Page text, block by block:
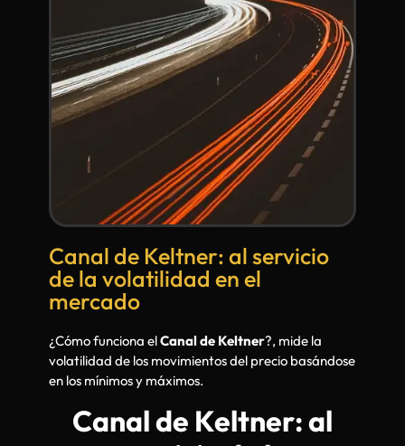
Canal de Keltner: al servicio
de la volatilidad en el
mercado
¿Cómo funciona elCanal de Keltner?, mide la
volatilidad de los movimientos del precio basándose
en los mínimos y máximos.
Canal de Keltner: al